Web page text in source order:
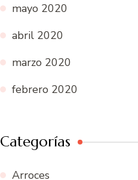
mayo 2020
abril 2020
marzo 2020
febrero 2020
Categorías
Arroces